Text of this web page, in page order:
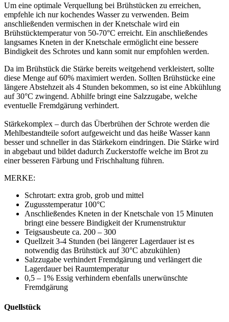
Um eine optimale Verquellung bei Brühstücken zu erreichen,
empfehle ich nur kochendes Wasser zu verwenden. Beim
anschließenden vermischen in der Knetschale wird ein
Brühstücktemperatur von 50-70°C erreicht. Ein anschließendes
langsames Kneten in der Knetschale ermöglicht eine bessere
Bindigkeit des Schrotes und kann somit nur empfohlen werden.
Da im Brühstück die Stärke bereits weitgehend verkleistert, sollte
diese Menge auf 60% maximiert werden. Sollten Brühstücke eine
längere Abstehzeit als 4 Stunden bekommen, so ist eine Abkühlung
auf 30°C zwingend. Abhilfe bringt eine Salzzugabe, welche
eventuelle Fremdgärung verhindert.
Stärkekomplex – durch das Überbrühen der Schrote werden die
Mehlbestandteile sofort aufgeweicht und das heiße Wasser kann
besser und schneller in das Stärkekorn eindringen. Die Stärke wird
in abgebaut und bildet dadurch Zuckerstoffe welche im Brot zu
einer besseren Färbung und Frischhaltung führen.
MERKE:
Schrotart: extra grob, grob und mittel
Zugusstemperatur 100°C
Anschließendes Kneten in der Knetschale von 15 Minuten
bringt eine bessere Bindigkeit der Krumenstruktur
Teigsausbeute ca. 200 – 300
Quellzeit 3-4 Stunden (bei längerer Lagerdauer ist es
notwendig das Brühstück auf 30°C abzukühlen)
Salzzugabe verhindert Fremdgärung und verlängert die
Lagerdauer bei Raumtemperatur
0,5 – 1% Essig verhindern ebenfalls unerwünschte
Fremdgärung
Quellstück